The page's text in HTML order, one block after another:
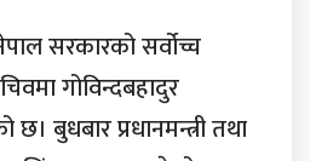
सरकारको सर्वोच्च
गोविन्दबहादुर
बुधबार प्रधानमन्त्री तथा